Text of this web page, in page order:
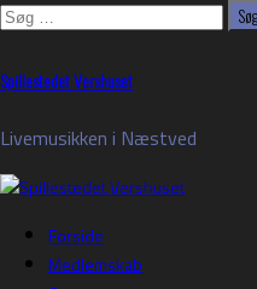
Søg
Skip
to
content
Spillestedet Vershuset
Livemusikken i Næstved
Forside
Medlemskab